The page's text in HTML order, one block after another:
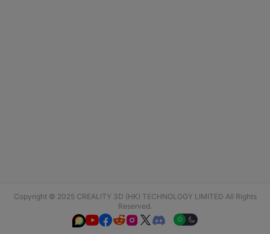
Copyright © 2025 CREALITY 3D (HK) TECHNOLOGY LIMITED All Rights
Reserved.
  